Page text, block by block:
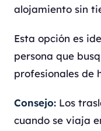
alojamiento sin
Esta opción es
persona que
profesionales de
Consejo: Los
cuando se viaja